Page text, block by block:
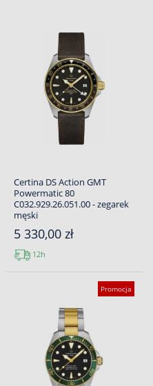
Certina DS Action GMT
Powermatic 80
C032.929.26.051.00 - zegarek
męski
5 330,00 zł
12h
Promocja